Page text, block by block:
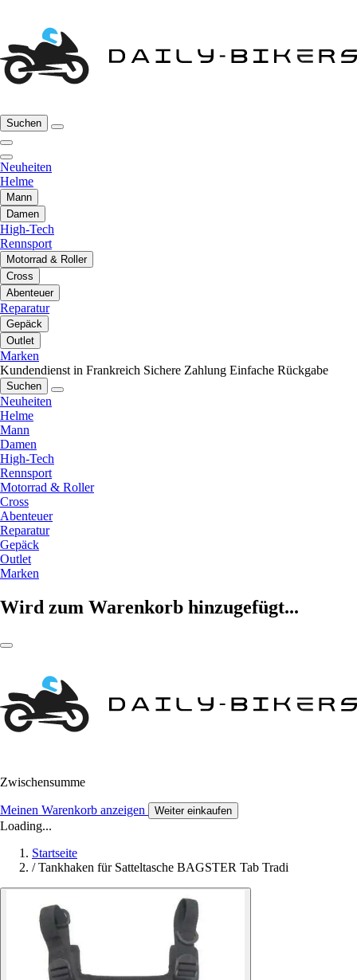
Suchen
Neuheiten
Helme
Mann
Damen
High-Tech
Rennsport
Motorrad & Roller
Cross
Abenteuer
Reparatur
Gepäck
Outlet
Marken
Kundendienst in Frankreich Sichere Zahlung Einfache Rückgabe
Suchen
Neuheiten
Helme
Mann
Damen
High-Tech
Rennsport
Motorrad & Roller
Cross
Abenteuer
Reparatur
Gepäck
Outlet
Marken
Wird zum Warenkorb hinzugefügt...
Zwischensumme
Meinen Warenkorb anzeigen Weiter einkaufen
Loading...
Startseite
/ Tankhaken für Satteltasche BAGSTER Tab Tradi